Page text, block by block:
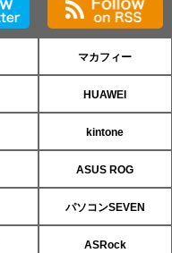
マカフィー
HUAWEI
kintone
ASUS ROG
パソコンSEVEN
ASRock